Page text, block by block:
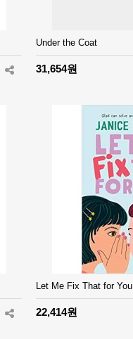
Under the Coat
31,654원
Let Me Fix That for You
22,414원